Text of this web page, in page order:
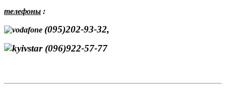
телефоны :
(095)202-93-32,
(096)922-57-77